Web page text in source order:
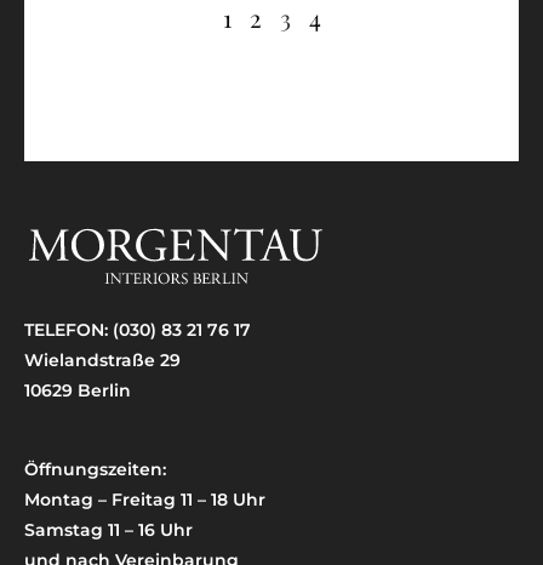
1 2 3 4
TELEFON: (030) 83 21 76 17
Wielandstraße 29
10629 Berlin
Öffnungszeiten:
Montag – Freitag 11 – 18 Uhr
Samstag 11 – 16 Uhr
und nach Vereinbarung